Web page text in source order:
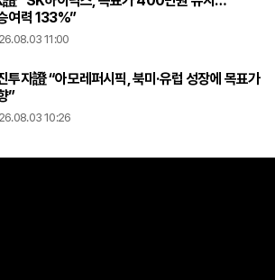
여력 133%”
11:00
투자證 “아모레퍼시픽, 북미·유럽 성장에 목표가
”
10:26